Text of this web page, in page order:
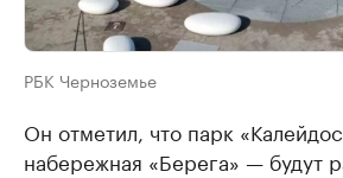
РБК Черноземье
Он отметил, что парк
набережная «Берега» — будут